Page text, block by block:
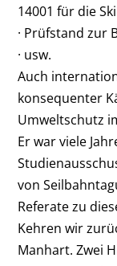
14001 für die
· Prüfstand zur
· usw.
Auch
konsequenter
Umweltschutz
Er war viele
von
Referate zu
Kehren wir
Manhart. Zwei